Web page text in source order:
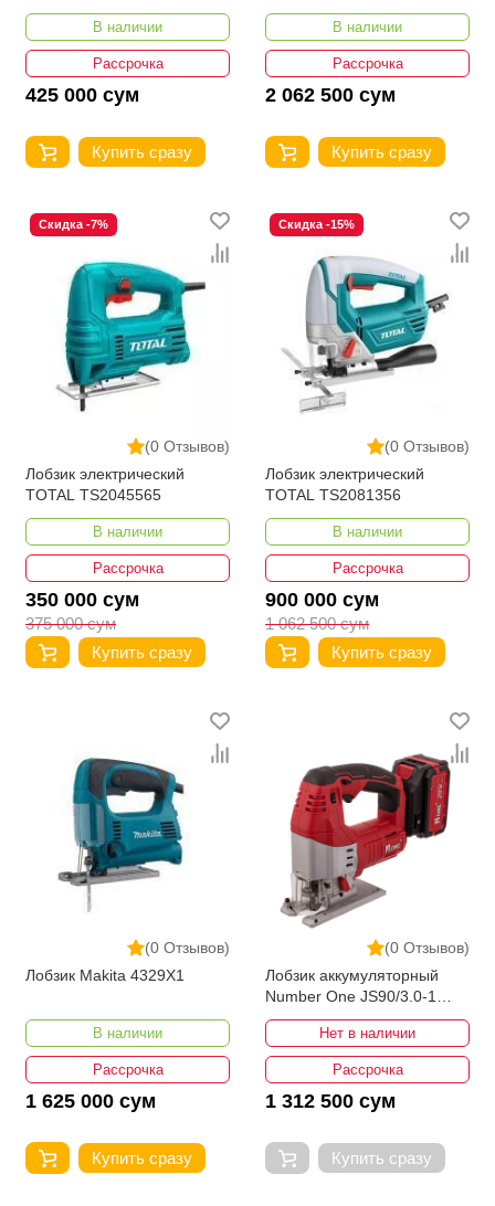
В наличии
Рассрочка
425 000 сум
Купить сразу
В наличии
Рассрочка
2 062 500 сум
Купить сразу
(0 Отзывов)
Скидка -7%
Лобзик электрический
TOTAL TS2045565
В наличии
Рассрочка
350 000 сум
375 000 сум
Купить сразу
(0 Отзывов)
Скидка -15%
Лобзик электрический
TOTAL TS2081356
В наличии
Рассрочка
900 000 сум
1 062 500 сум
Купить сразу
(0 Отзывов)
Лобзик Makita 4329X1
В наличии
Рассрочка
1 625 000 сум
Купить сразу
(0 Отзывов)
Лобзик аккумуляторный
Number One JS90/3.0-1
PRO
Нет в наличии
Рассрочка
1 312 500 сум
Купить сразу